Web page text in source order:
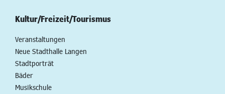
Kultur/Freizeit/Tourismus
Veranstaltungen
Neue Stadthalle Langen
Stadtporträt
Bäder
Musikschule